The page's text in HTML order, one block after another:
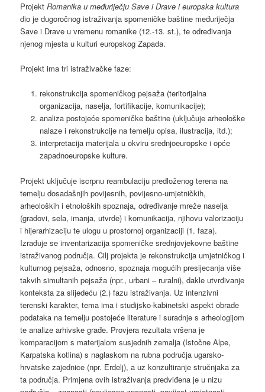
ProjektRomanika u međuriječju Save i Drave i europska kultura
dio je dugoročnog istraživanja spomeničke baštine međuriječja
Save i Drave u vremenu romanike (12.-13. st.), te određivanja
njenog mjesta u kulturi europskog Zapada.
Projekt ima tri istraživačke faze:
rekonstrukcija spomeničkog pejsaža (teritorijalna
organizacija, naselja, fortifikacije, komunikacije);
analiza postojeće spomeničke baštine (uključuje arheološke
nalaze i rekonstrukcije na temelju opisa, ilustracija, itd.);
interpretacija materijala u okviru srednjoeuropske i opće
zapadnoeuropske kulture.
Projekt uključuje iscrpnu reambulaciju predloženog terena na
temelju dosadašnjih povijesnih, povijesno-umjetničkih,
arheoloških i etnoloških spoznaja, određivanje mreže naselja
(gradovi, sela, imanja, utvrde) i komunikacija, njihovu valorizaciju
i hijerarhizaciju te ulogu u prostornoj organizaciji (1. faza).
Izrađuje se inventarizacija spomeničke srednjovjekovne baštine
istraživanog područja. Cilj projekta je rekonstrukcija umjetničkog i
kulturnog pejsaža, odnosno, spoznaja mogućih presijecanja više
takvih simultanih pejsaža (npr., urbani – ruralni), dakle utvrđivanje
konteksta za slijedeću (2.) fazu istraživanja. Uz intenzivni
terenski karakter, tema ima i studijsko-kabinetski aspekt obrade
podataka na temelju postojeće literature i suradnje s arheologijom
te analize arhivske građe. Provjera rezultata vršena je
komparacijom s materijalom susjednih zemalja (Istočne Alpe,
Karpatska kotlina) s naglaskom na rubna područja ugarsko-
hrvatske zajednice (npr. Erdelj), a uz konzultiranje stručnjaka za
ta područja. Primjena ovih istraživanja predviđena je u nizu